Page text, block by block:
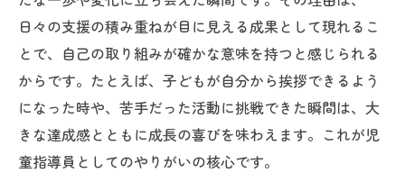
発達障害支援を通じて得られる笑顔と信頼
支援員として発達障害に寄り添う意義とは
発達障害支援の現場で感じる社会的意義
児童指導員が果たす役割と求められる視点
放課後等デイサービスでの支援員の使命感
日々の支援の積み重ねが目に見える成果として現れるこ
とで、自己の取り組みが確かな意味を持つと感じられる
からです。たとえば、子どもが自分から挨拶できるよう
になった時や、苦手だった活動に挑戦できた瞬間は、大
きな達成感とともに成長の喜びを味わえます。これが児
童指導員としてのやりがいの核心です。